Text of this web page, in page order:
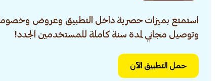
استمتع بميزات حصرية داخل التطبيق وعروض
وتوصيل مجاني لمدة سنة كاملة للمستخدمين الجدد!
حمل التطبيق الآن